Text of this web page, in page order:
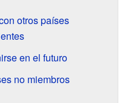
otros países
en el futuro
no miembros